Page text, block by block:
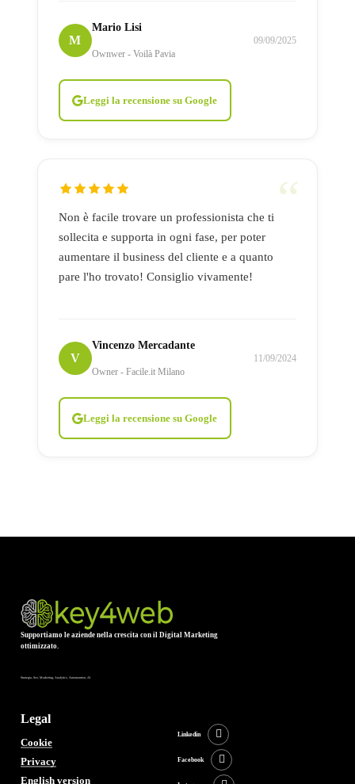
M
Mario Lisi
Ownwer - Voilà Pavia
09/09/2025
Leggi la recensione su Google
Non è facile trovare un professionista che ti
sollecita e supporta in ogni fase, per poter
aumentare il business del cliente e a quanto
pare l'ho trovato! Consiglio vivamente!
V
Vincenzo Mercadante
Owner - Facile.it Milano
11/09/2024
Leggi la recensione su Google
Supportiamo le aziende nella crescita con il Digital Marketing
ottimizzato.
Strategia, Seo, Marketing, Analytics, Automantion, AI
Legal
Cookie
Privacy
English version
Linkedin
Facebook